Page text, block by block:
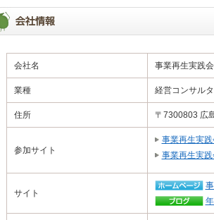
会社名 事業再生実践会
業種 経営コンサル
住所 〒7300803 広
参加サイト
事業再生実践
事業再生実践
サイト